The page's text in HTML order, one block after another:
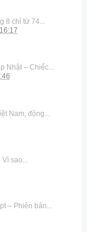
8 chỉ từ 74...
Nhật – Chiếc...
Nam, động...
sao...
– Phiên bản...